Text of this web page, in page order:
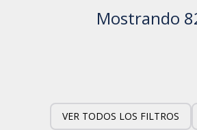
Mostrando
VER TODOS LOS FILTROS